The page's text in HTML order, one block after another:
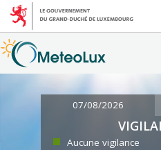
07/08/2026
Aucune vigilance